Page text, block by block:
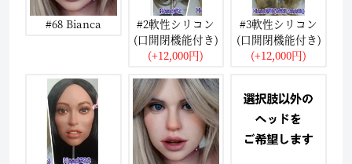
#68 Bianca
#2軟性シリコン
(口開閉機能付き)
(+12,000円)
#3軟性シリコン
(口開閉機能付き)
(+12,000円)